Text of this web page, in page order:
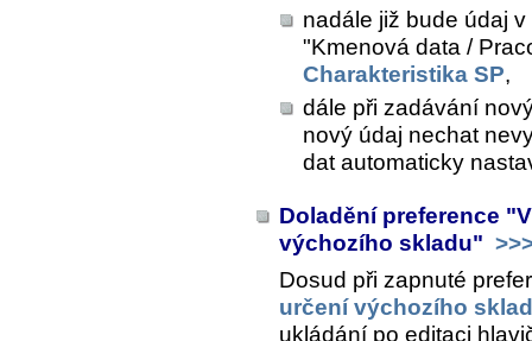
nadále již bude údaj
"Kmenová data /
Charakteristika SP,
dále při zadávání
nový údaj nechat
dat automaticky
Doladění preference
výchozího skladu"
Dosud při zapnuté
určení výchozího
ukládání po editaci